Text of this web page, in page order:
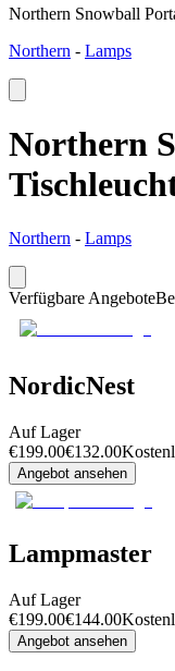
Northern Snowball
Northern - Lamps
Northern
Northern - Lamps
Verfügbare Angebote
NordicNest
Auf Lager
€199.00€132.00
Angebot ansehen
Lampmaster
Auf Lager
€199.00€144.00
Angebot ansehen